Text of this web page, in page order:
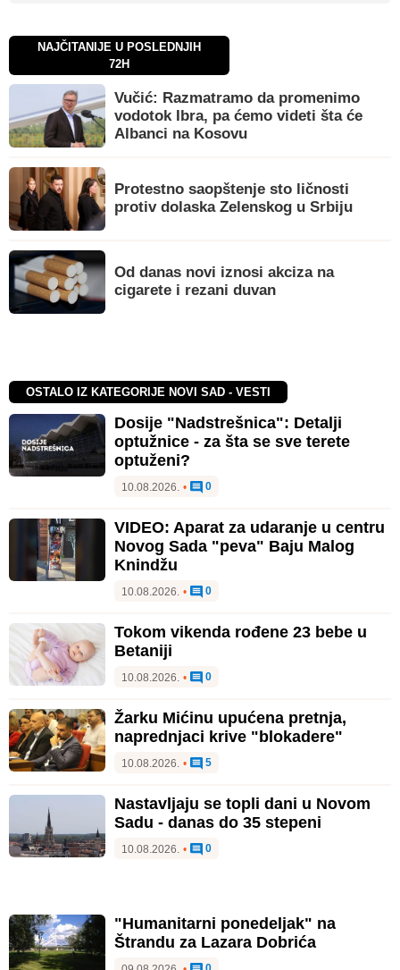
NAJČITANIJE U POSLEDNJIH
72H
Vučić: Razmatramo da promenimo
vodotok Ibra, pa ćemo videti šta će
Albanci na Kosovu
Protestno saopštenje sto ličnosti
protiv dolaska Zelenskog u Srbiju
Od danas novi iznosi akciza na
cigarete i rezani duvan
OSTALO IZ KATEGORIJE NOVI SAD - VESTI
Dosije "Nadstrešnica": Detalji
optužnice - za šta se sve terete
optuženi?
10.08.2026. • 0
VIDEO: Aparat za udaranje u centru
Novog Sada "peva" Baju Malog
Knindžu
10.08.2026. • 0
Tokom vikenda rođene 23 bebe u
Betaniji
10.08.2026. • 0
Žarku Mićinu upućena pretnja,
naprednjaci krive "blokadere"
10.08.2026. • 5
Nastavljaju se topli dani u Novom
Sadu - danas do 35 stepeni
10.08.2026. • 0
"Humanitarni ponedeljak" na
Štrandu za Lazara Dobrića